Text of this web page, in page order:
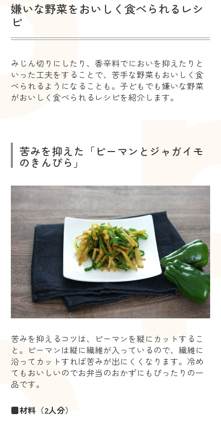
嫌いな野菜をおいしく食べられるレシ
ピ
みじん切りにしたり、香辛料でにおいを抑えたりと
いった工夫をすることで、苦手な野菜もおいしく食
べられるようになることも。子どもでも嫌いな野菜
がおいしく食べられるレシピを紹介します。
苦みを抑えた「ピーマンとジャガイモ
のきんぴら」
苦みを抑えるコツは、ピーマンを縦にカットするこ
と。ピーマンは縦に繊維が入っているので、繊維に
沿ってカットすれば苦みが出にくくなります。冷め
てもおいしいのでお弁当のおかずにもぴったりの一
品です。
■材料（2人分）